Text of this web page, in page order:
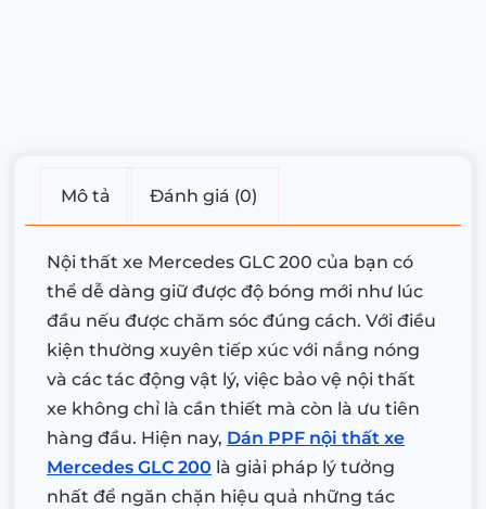
Mô tả Đánh giá (0)
Nội thất xe Mercedes GLC 200 của bạn có
thể dễ dàng giữ được độ bóng mới như lúc
đầu nếu được chăm sóc đúng cách. Với điều
kiện thường xuyên tiếp xúc với nắng nóng
và các tác động vật lý, việc bảo vệ nội thất
xe không chỉ là cần thiết mà còn là ưu tiên
hàng đầu. Hiện nay, Dán PPF nội thất xe
Mercedes GLC 200 là giải pháp lý tưởng
nhất để ngăn chặn hiệu quả những tác